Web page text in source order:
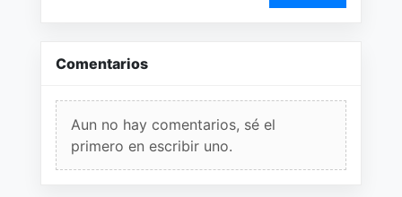
Comentarios
Aun no hay comentarios, sé el
primero en escribir uno.